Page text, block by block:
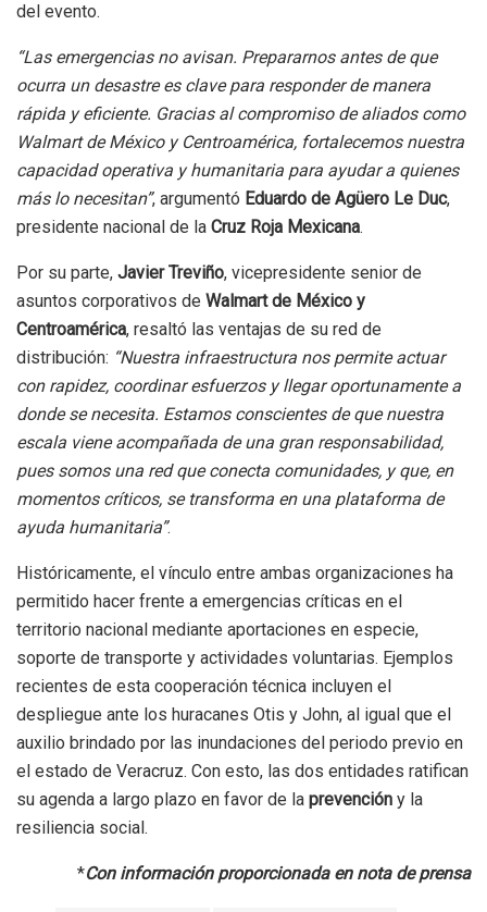
del evento.
“Las emergencias no avisan. Prepararnos antes de que
ocurra un desastre es clave para responder de manera
rápida y eficiente. Gracias al compromiso de aliados como
Walmart de México y Centroamérica, fortalecemos nuestra
capacidad operativa y humanitaria para ayudar a quienes
más lo necesitan”, argumentó Eduardo de Agüero Le Duc,
presidente nacional de la Cruz Roja Mexicana.
Por su parte, Javier Treviño, vicepresidente senior de
asuntos corporativos de Walmart de México y
Centroamérica, resaltó las ventajas de su red de
distribución: “Nuestra infraestructura nos permite actuar
con rapidez, coordinar esfuerzos y llegar oportunamente a
donde se necesita. Estamos conscientes de que nuestra
escala viene acompañada de una gran responsabilidad,
pues somos una red que conecta comunidades, y que, en
momentos críticos, se transforma en una plataforma de
ayuda humanitaria”.
Históricamente, el vínculo entre ambas organizaciones ha
permitido hacer frente a emergencias críticas en el
territorio nacional mediante aportaciones en especie,
soporte de transporte y actividades voluntarias. Ejemplos
recientes de esta cooperación técnica incluyen el
despliegue ante los huracanes Otis y John, al igual que el
auxilio brindado por las inundaciones del periodo previo en
el estado de Veracruz. Con esto, las dos entidades ratifican
su agenda a largo plazo en favor de la prevención y la
resiliencia social.
*Con información proporcionada en nota de prensa